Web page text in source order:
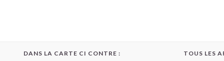
DANS LA CARTE CI CONTRE : TOUS LES